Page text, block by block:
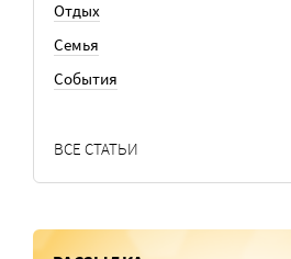
Отдых
Семья
События
ВСЕ СТАТЬИ